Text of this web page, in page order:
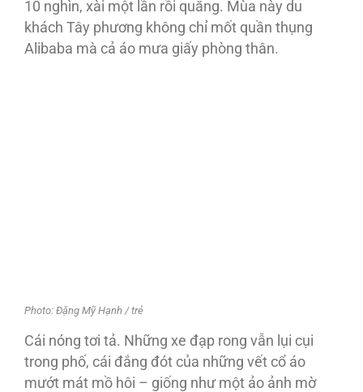
10 nghìn, xài một lần rồi quăng. Mùa này du
khách Tây phương không chỉ mốt quần thụng
Alibaba mà cả áo mưa giấy phòng thân.
Photo: Đặng Mỹ Hạnh / trẻ
Cái nóng tơi tả. Những xe đạp rong vẫn lụi cụi
trong phố, cái đắng đót của những vết cổ áo
mướt mát mồ hôi – giống như một ảo ảnh mờ